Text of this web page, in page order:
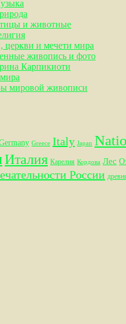
и животные
церкви и мечети мира
живопись и фото
Карпикиоти
мировой живописи
Greece Italy Japan
Италия Карелия Кордова Лес
России